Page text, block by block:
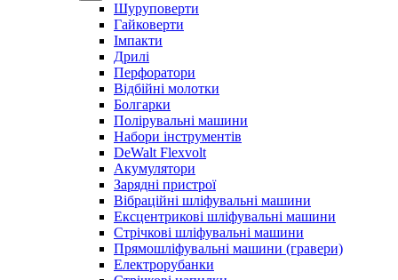
Шуруповерти
Гайковерти
Імпакти
Дрилі
Перфоратори
Відбійні молотки
Болгарки
Полірувальні машини
Набори інструментів
DeWalt Flexvolt
Акумулятори
Зарядні пристрої
Вібраційні шліфувальні машини
Ексцентрикові шліфувальні машини
Стрічкові шліфувальні машини
Прямошліфувальні машини (гравери)
Електрорубанки